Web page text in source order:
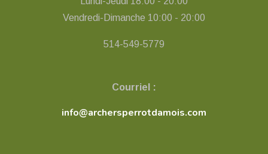
Vendredi-Dimanche 10:00 - 20:00
514-549-5779
Courriel :
info@archersperrotdamois.com